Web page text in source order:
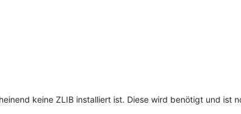
keine ZLIB installiert ist. Diese wird benötigt und ist